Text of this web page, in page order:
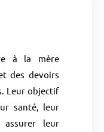
à la mère
des devoirs
Leur objectif
santé, leur
leur